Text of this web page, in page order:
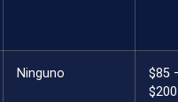
Ninguno
$85
$200